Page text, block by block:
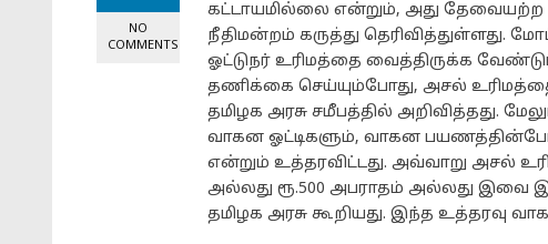
NO
COMMENTS
கட்டாயமில்லை என்றும், அது
நீதிமன்றம் கருத்து தெரிவித்துள்ளது.
ஓட்டுநர் உரிமத்தை வைத்திருக்க
தணிக்கை செய்யும்போது, அசல் உரிமத்தை
தமிழக அரசு சமீபத்தில் அறிவித்தது.
வாகன ஓட்டிகளும், வாகன
என்றும் உத்தரவிட்டது. அவ்வாறு அசல்
அல்லது ரூ.500 அபராதம் அல்லது இவை
தமிழக அரசு கூறியது. இந்த உத்தரவு